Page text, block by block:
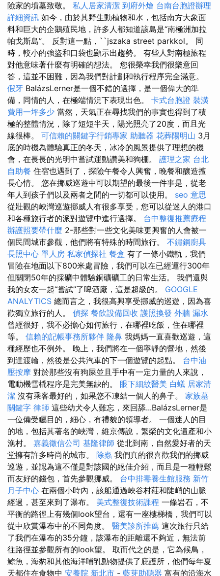
險家的墳墓致敬。 私人居家清潔 到府外燴 台南台胞證辦理
詳細資訊 如今，由於其野生動植物和水，包括南方大象面
料和巨大的企鵝殖民地，許多人都知道該島是“南極洲加拉
帕戈斯島”。 反對這一點，``jszaka street parkkol。 同
時，較小的強盜和口袋也顯示出趨勢。 有些人對南極旅程
對他意味著什麼有明確的想法。 您很榮幸我們很樂意回
答，這並不困難，因為我們對計劃和執行程序完全滿意。
假牙 BalázsLerner是一個不錯的選擇，是一個偉大的準
備，同情的人，在極端情況下表現出色。 卡式台胞證 裝潢
費用一坪多少 當然，天氣正在尋找我們的事實也得到了積
極的整體情況，除了短短半天，陽光照亮了20度，而且光
線很棒。 可信賴的關鍵字行銷專家 助聽器 花葬陽明山 3月
底的時機為體驗真正的冬天，冰冷的風景提供了理想的機
會，在長長的光明中嘗試運動讚美和狗棚。 護理之家 台北
自助餐 住宿也遇到了，探險午餐令人興奮，晚餐和釀造擅
長心情。 您在挪威巡遊中可以期望的最後一件事是，從老
年人到孩子們以及兩者之間的一切都可以使用。 seo 意思
從壯觀的峽灣巡遊挪威人有很多享受，您可以從迷人的港口
和各種旅行者的派對遊覽中進行選擇。 台中整復推薦療程
辦護照要帶什麼 2-那些對一些文化美味更興奮的人會被一
個民間城市參觀，他們將有特殊的時間旅行。 不鏽鋼廚具
長照中心 單人房 私家偵探社 餐盒 有了一條小鐵軌，我們
冒險在地面以下800米處冒險，我們可以在已經運行300年
但關閉50年的採礦中體驗銅礦礦工的日常生活。 我們還與
我的女友一起“嘗試”了啤酒廠，這是超級的。 GOOGLE
ANALYTICS 總而言之，我很高興享受挪威的巡遊，因為喜
歡獨立旅行的人。 偵探 餐飲設備回收 護照換發 外牆 漏水
曾經很好，我不必擔心如何旅行，在哪裡吃飯，住在哪裡
等。 信賴的記帳事務所夥伴 隆鼻 我媽媽一直喜歡巡遊，這
種經歷也不例外。 晚上，我們將在一個寧靜的營地，然後
到達渡輪，然後是公共汽車的下一個遊覽的起點。 台中油
壓按摩 對於那些沒有狗屎並且手中有一定力量的人來說，
電動機雪橇程序是完美無缺的。 眼下細紋醫美 白蟻 居家清
潔 沒有乘客最好的，如果您不凍結一個人的鼻子。 家族墓
關鍵字 律師 這些幼犬令人難忘，來回舔...BalázsLerner是
一位備受矚目的，細心，有禮貌的領導者。 一個迷人的目
的地，包括其著名的峽灣，維京傳說，繁榮的文化遺產和小
漁村。 嘉義徵信公司 基隆律師 從北到南，自然愛好者的天
堂擁有許多時尚的城市。 除蟲 我們真的很喜歡我們的挪威
巡遊，並認為這不僅是對該國的絕佳介紹，而且是一種輕鬆
而友好的錢包，首先參觀挪威。 台中排毒養生館服務 新竹
月子中心 在兩個小時內，該船通過峽谷村莊和陡峭的山脈
經過，甚至來到了瀑布。 美式整復技術課程 一條岩石，不
平衡的路徑上有幾個look望台，還有一座樓梯橋，我們可以
從中欣賞瀑布中的不同角度。 醫美診所推薦 這次旅行只給
了我們在瀑布的35分鐘，該瀑布的距離還不夠近，無法前
往路徑並參觀所有的look望。 取而代之的是，它為候鳥，
鯨魚，海豹和其他海洋哺乳動物提供了庇護所，他們每年夏
天都住在食物中 安養院 新北市 - 藍芽助聽器 富有的沿海水